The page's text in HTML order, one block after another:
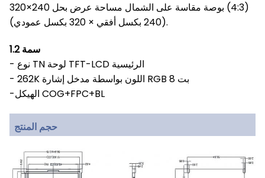
(4:3) بوصة مقاسة على الشمال
مساحة عرض بحل 240×320
(240 بكسل أفقي × 320 بكسل عمودي).
1.2 سمة
- نوع TN لوحة TFT-LCD الرئيسية
- 262K اللون بواسطة مدخل إشارة RGB 8 بت
-الهيكل COG+FPC+BL
حجم المنتج